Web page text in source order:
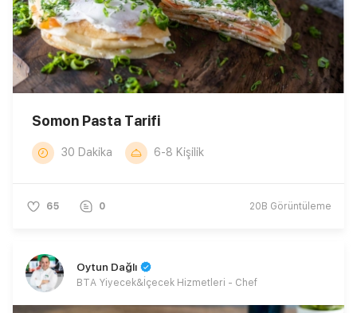
Somon Pasta Tarifi
30 Dakika 6-8 Kişilik
65 0 20B Görüntüleme
Oytun Dağlı
BTA Yiyecek&İçecek Hizmetleri - Chef